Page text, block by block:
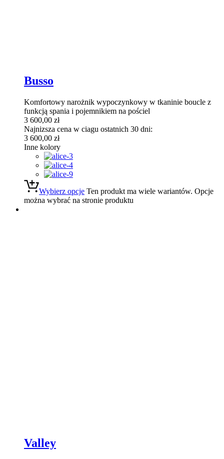
Busso
Komfortowy narożnik wypoczynkowy w tkaninie boucle z
funkcją spania i pojemnikiem na pościel
3 600,00 zł
Najnizsza cena w ciagu ostatnich 30 dni:
3 600,00 zł
Inne kolory
Wybierz opcje Ten produkt ma wiele wariantów. Opcje
można wybrać na stronie produktu
Valley